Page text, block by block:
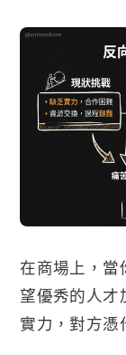
在商場上，當
望優秀的人才
實力，對方憑